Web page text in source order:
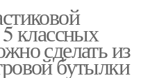
классных
сделать из
бутылки